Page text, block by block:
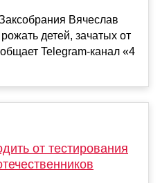
Вячеслав
детей, зачатых от
Telegram-канал «4
от тестирования